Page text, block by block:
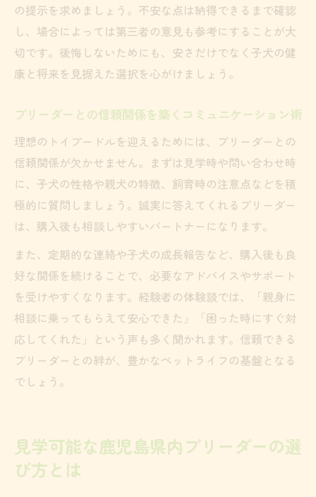
の提示を求めましょう。不安な点は納得できるまで確認
し、場合によっては第三者の意見も参考にすることが大
切です。後悔しないためにも、安さだけでなく子犬の健
康と将来を見据えた選択を心がけましょう。
ブリーダーとの信頼関係を築くコミュニケーション術
理想のトイプードルを迎えるためには、ブリーダーとの
信頼関係が欠かせません。まずは見学時や問い合わせ時
に、子犬の性格や親犬の特徴、飼育時の注意点などを積
極的に質問しましょう。誠実に答えてくれるブリーダー
は、購入後も相談しやすいパートナーになります。
また、定期的な連絡や子犬の成長報告など、購入後も良
好な関係を続けることで、必要なアドバイスやサポート
を受けやすくなります。経験者の体験談では、「親身に
相談に乗ってもらえて安心できた」「困った時にすぐ対
応してくれた」という声も多く聞かれます。信頼できる
ブリーダーとの絆が、豊かなペットライフの基盤となる
でしょう。
見学可能な鹿児島県内ブリーダーの選
び方とは